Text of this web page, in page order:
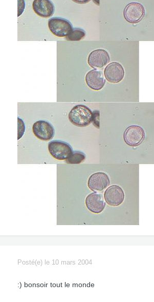
Posté(e) le 10 mars 2004
:) bonsoir tout le monde